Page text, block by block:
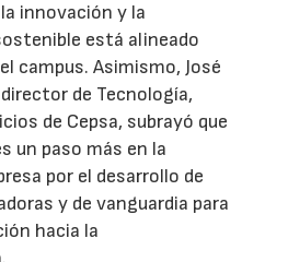
innovación y la
está alineado
campus. Asimismo, José
de Tecnología,
de Cepsa, subrayó que
un paso más en la
por el desarrollo de
y de vanguardia para
hacia la